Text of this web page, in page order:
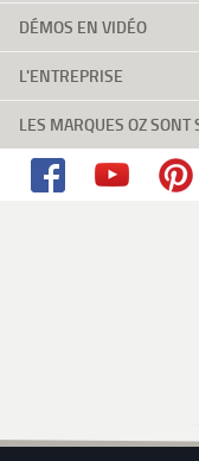
DÉMOS EN VIDÉO
L'ENTREPRISE
LES MARQUES OZ SONT